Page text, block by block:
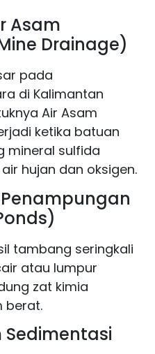
Asam
Drainage)
pada
di Kalimantan
Air Asam
ketika batuan
mineral sulfida
hujan dan oksigen.
tambang seringkali
atau lumpur
zat kimia
berat.
Sedimentasi